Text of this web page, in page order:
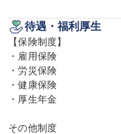
待遇・福利厚生
【保険制度】
・雇用保険
・労災保険
・健康保険
・厚生年金
その他制度